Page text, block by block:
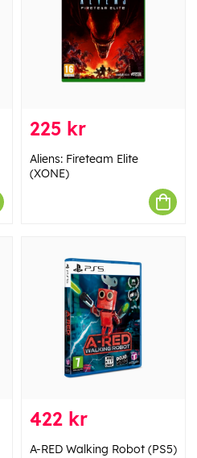
225 kr
Aliens: Fireteam Elite
(XONE)
422 kr
A-RED Walking Robot (PS5)